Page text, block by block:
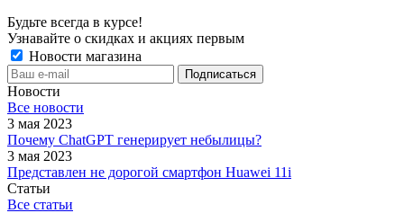
Будьте всегда в курсе!
Узнавайте о скидках и акциях первым
Новости магазина
Новости
Все новости
3 мая 2023
Почему ChatGPT генерирует небылицы?
3 мая 2023
Представлен не дорогой смартфон Huawei 11i
Статьи
Все статьи